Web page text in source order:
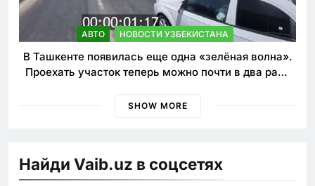
АВТО НОВОСТИ УЗБЕКИСТАНА
В Ташкенте появилась еще одна «зелёная волна».
Проехать участок теперь можно почти в два раза
SHOW MORE
Найди Vaib.uz в соцсетях